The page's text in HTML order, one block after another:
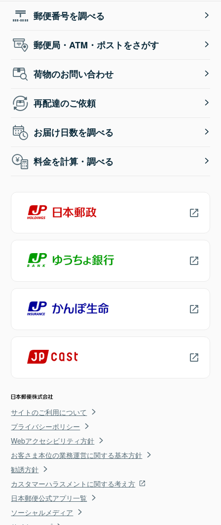
郵便番号を調べる
郵便局・ATM・ポストをさがす
荷物のお問い合わせ
再配達のご依頼
お届け日数を調べる
料金を計算・調べる
サイトのご利用について
プライバシーポリシー
Webアクセシビリティ方針
お客さま本位の業務運営に関する基本方針
勧誘方針
カスタマーハラスメントに関する考え方
日本郵便公式アプリ一覧
ソーシャルメディア